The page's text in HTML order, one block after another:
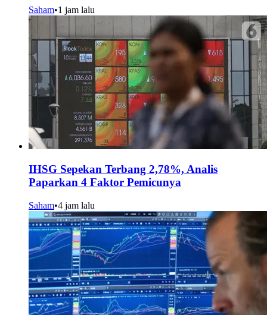
Saham•1 jam lalu
IHSG Sepekan Terbang 2,78%, Analis
Paparkan 4 Faktor Pemicunya
Saham•4 jam lalu